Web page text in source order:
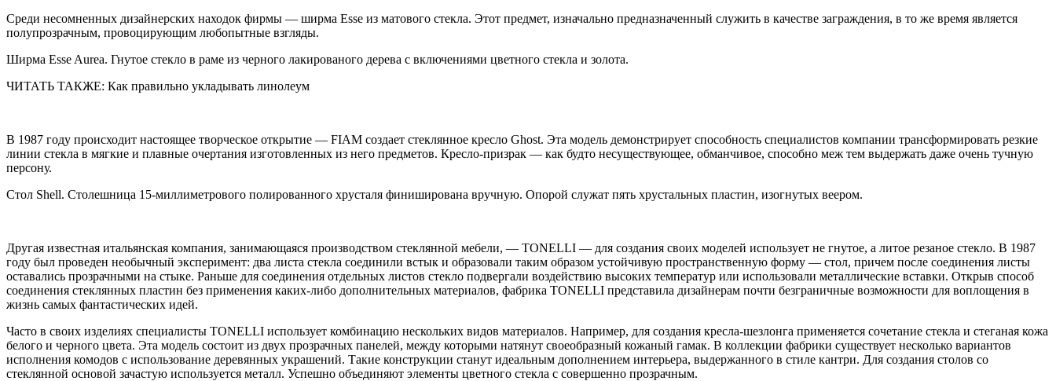
Среди несомненных дизайнерских находок фирмы — ширма Esse из матового стекла. Этот предмет, изначально предназначенный служить в качестве заграждения, в то же время является
полупрозрачным, провоцирующим любопытные взгляды.
Ширма Esse Aurea. Гнутое стекло в раме из черного лакированого дерева с включениями цветного стекла и золота.
ЧИТАТЬ ТАКЖЕ: Как правильно укладывать линолеум
В 1987 году происходит настоящее творческое открытие — FIAM создает стеклянное кресло Ghost. Эта модель демонстрирует способность специалистов компании трансформировать резкие
линии стекла в мягкие и плавные очертания изготовленных из него предметов. Кресло-призрак — как будто несуществующее, обманчивое, способно меж тем выдержать даже очень тучную
персону.
Стол Shell. Столешница 15-миллиметрового полированного хрусталя финиширована вручную. Опорой служат пять хрустальных пластин, изогнутых веером.
Другая известная итальянская компания, занимающаяся производством стеклянной мебели, — TONELLI — для создания своих моделей использует не гнутое, а литое резаное стекло. В 1987
году был проведен необычный эксперимент: два листа стекла соединили встык и образовали таким образом устойчивую пространственную форму — стол, причем после соединения листы
оставались прозрачными на стыке. Раньше для соединения отдельных листов стекло подвергали воздействию высоких температур или использовали металлические вставки. Открыв способ
соединения стеклянных пластин без применения каких-либо дополнительных материалов, фабрика TONELLI представила дизайнерам почти безграничные возможности для воплощения в
жизнь самых фантастических идей.
Часто в своих изделиях специалисты TONELLI использует комбинацию нескольких видов материалов. Например, для создания кресла-шезлонга применяется сочетание стекла и стеганая кожа
белого и черного цвета. Эта модель состоит из двух прозрачных панелей, между которыми натянут своеобразный кожаный гамак. В коллекции фабрики существует несколько вариантов
исполнения комодов с использование деревянных украшений. Такие конструкции станут идеальным дополнением интерьера, выдержанного в стиле кантри. Для создания столов со
стеклянной основой зачастую используется металл. Успешно объединяют элементы цветного стекла с совершенно прозрачным.